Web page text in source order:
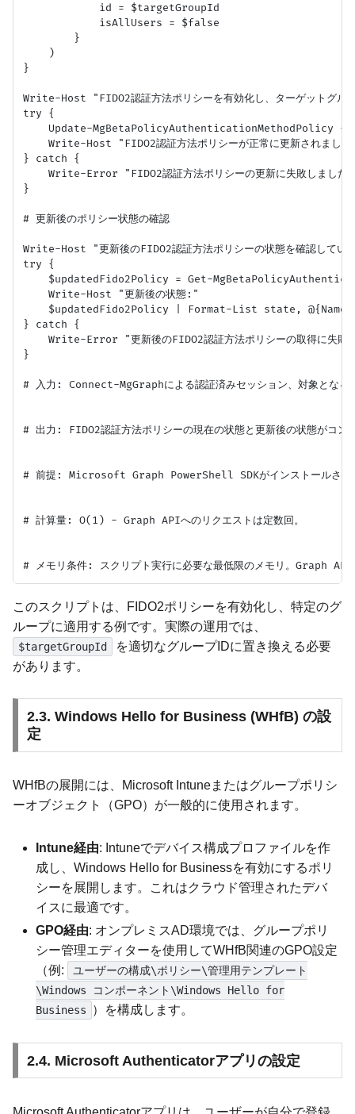
            id = $targetGroupId
            isAllUsers = $false
        }
    )
}
Write-Host "FIDO2認証方法ポリシーを有効化し、ターゲットグ
try {
Update-MgBetaPolicyAuthenticationMethodPolicy
Write-Host "FIDO2認証方法ポリシーが正常に更新されました
} catch {
Write-Error "FIDO2認証方法ポリシーの更新に失敗しま
}
# 更新後のポリシー状態の確認
Write-Host "更新後のFIDO2認証方法ポリシーの状態を確認して
try {
$updatedFido2Policy = Get-
    Write-Host "更新後の状態:"
$updatedFido2Policy | Format-List state,
} catch {
Write-Error "更新後のFIDO2認証方法ポリシーの取得に失
}
# 入力: Connect-MgGraphによる認証済みセッション、対象と
# 出力: FIDO2認証方法ポリシーの現在の状態と更新後の状態がコン
# 前提: Microsoft Graph PowerShell SDKがインストールさ
# 計算量: O(1) - Graph APIへのリクエストは定数回。
このスクリプトは、FIDO2ポリシーを有効化し、特定のグ
ループに適用する例です。実際の運用では、
$targetGroupId
を適切なグループIDに置き換える必要
があります。
2.3. Windows Hello for Business (WHfB) の設
定
WHfBの展開には、Microsoft Intuneまたはグループポリシ
ーオブジェクト（GPO）が一般的に使用されます。
Intune経由: Intuneでデバイス構成プロファイルを作
成し、Windows Hello for Businessを有効にするポリ
シーを展開します。これはクラウド管理されたデバ
イスに最適です。
GPO経由: オンプレミスAD環境では、グループポリ
シー管理エディターを使用してWHfB関連のGPO設定
（例:
ユーザーの構成\ポリシー\管理用テンプレート
\Windows コンポーネント\Windows Hello for
Business
）を構成します。
2.4. Microsoft Authenticatorアプリの設定